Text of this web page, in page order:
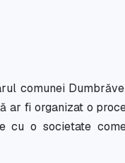
comunei
ar fi organizat o
cu o societate